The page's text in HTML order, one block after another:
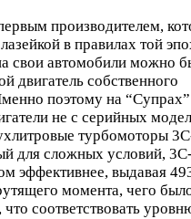
производителем,
в правилах той
свои автомобили можно
двигатель собственного
поэтому на
не с серийных
турбомоторы
для сложных условий,
эффективнее, выдавая
момента, чего
соответствовать